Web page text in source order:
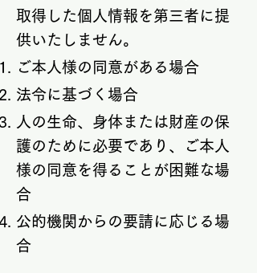
取得した個人情報を第三者に提
供いたしません。
ご本人様の同意がある場合
法令に基づく場合
人の生命、身体または財産の保
護のために必要であり、ご本人
様の同意を得ることが困難な場
合
公的機関からの要請に応じる場
合